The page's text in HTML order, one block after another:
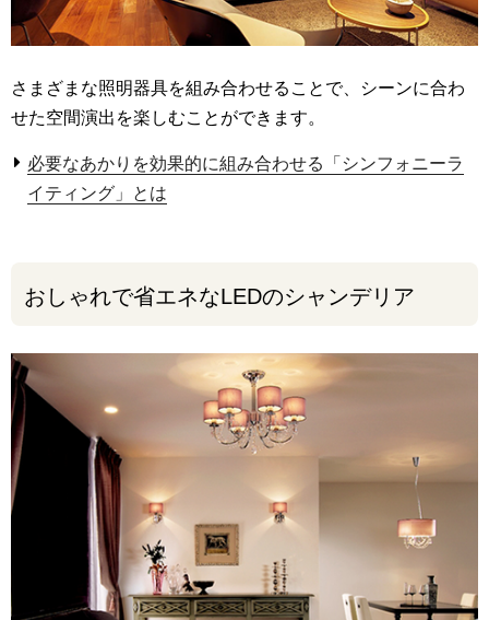
さまざまな照明器具を組み合わせることで、シーンに合わ
せた空間演出を楽しむことができます。
必要なあかりを効果的に組み合わせる「シンフォニーラ
イティング」とは
おしゃれで省エネなLEDのシャンデリア